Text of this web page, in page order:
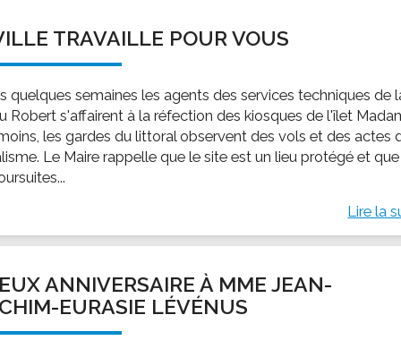
TRAVAILLE POUR VOUS
quelques semaines les agents des services techniques de
Robert s'affairent à la réfection des kiosques de l'îlet
les gardes du littoral observent des vols et des actes
Le Maire rappelle que le site est un lieu protégé et que
Lire la
ANNIVERSAIRE À MME JEAN-
EURASIE LÉVÉNUS